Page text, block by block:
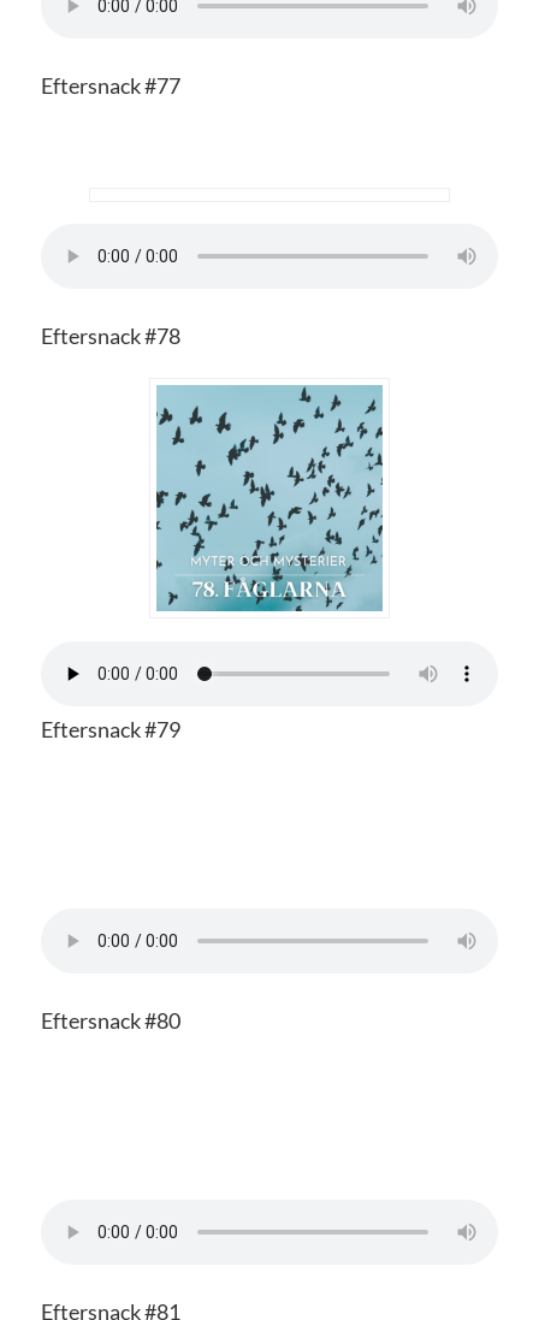
Eftersnack #77
Eftersnack #78
Eftersnack #79
Eftersnack #80
Eftersnack #81